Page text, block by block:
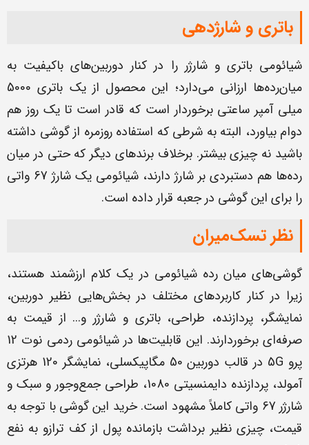
باتری و شارژدهی
شیائومی باتری و شارژر را در کنار دوربین‌های باکیفیت به
میان‌رده‌ها ارزانی می‌دارد؛ این محصول از یک باتری 5000
میلی آمپر ساعتی برخوردار است که قادر است تا یک روز هم
دوام بیاورد، البته به شرطی که استفاده روزمره از گوشی داشته
باشید نه چیزی بیشتر. برخلاف برندهای دیگر که حتی در میان
رده‌ها هم دستبردی بر شارژ دارند، شیائومی یک شارژ 67 واتی
را برای این گوشی در جعبه قرار داده است.
نظر تسک‌میران
گوشی‌های میان رده شیائومی در یک کلام ارزشمند هستند،
زیرا در کنار کاربردهای مختلف در بخش‌هایی نظیر دوربین،
نمایشگر، پردازنده، طراحی، باتری و شارژر و... از قیمت به
صرفه‌ای برخوردارند. این قابلیت‌ها در شیائومی ردمی نوت 12
پرو 5G در قالب دوربین 50 مگاپیکسلی، نمایشگر 120 هرتزی
آمولد، پردازنده دایمنسیتی 1080، طراحی جمع‌وجور و سبک و
شارژر 67 واتی کاملاً مشهود است. خرید این گوشی با توجه به
قیمت، چیزی نظیر برداشت بازمانده پول از کف ترازو به نفع